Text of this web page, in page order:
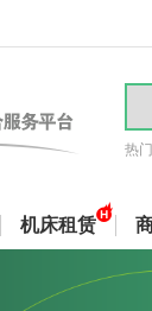
热
机床租赁